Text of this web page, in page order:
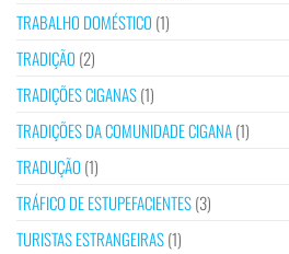
TRABALHO DOMÉSTICO (1)
TRADIÇÃO (2)
TRADIÇÕES CIGANAS(1)
TRADIÇÕES DA COMUNIDADE CIGANA(1)
TRADUÇÃO (1)
TRÁFICO DE ESTUPEFACIENTES(3)
TURISTAS ESTRANGEIRAS(1)